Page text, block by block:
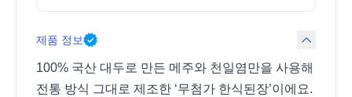
제품 정보
100% 국산 대두로 만든 메주와 천일염만을 사용해
전통 방식 그대로 제조한 ‘무첨가 한식된장’이에요.